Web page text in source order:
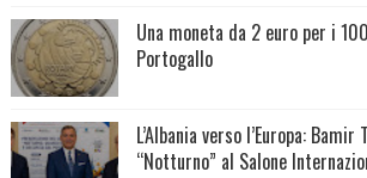
Una moneta da 2 euro per i
Portogallo
L’Albania verso l’Europa:
“Notturno” al Salone